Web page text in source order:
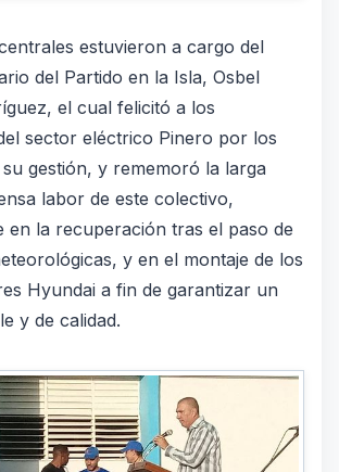
estuvieron a cargo del
del Partido en la Isla, Osbel
el cual felicitó a los
sector eléctrico Pinero por los
gestión, y rememoró la larga
labor de este colectivo,
en la recuperación tras el paso de
y en el montaje de los
Hyundai a fin de garantizar un
y de calidad.